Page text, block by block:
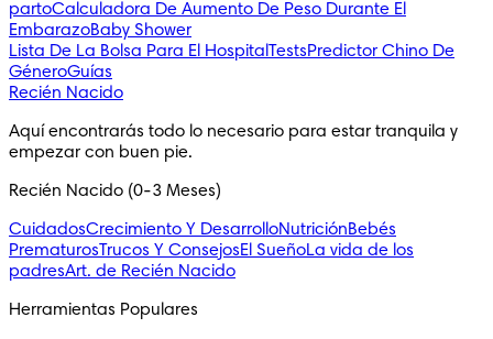
partoCalculadora De Aumento De Peso Durante El
EmbarazoBaby Shower
Lista De La Bolsa Para El Hospital TestsPredictor Chino De
GéneroGuías
Recién Nacido
Aquí encontrarás todo lo necesario para estar tranquila y
empezar con buen pie.
Recién Nacido (0-3 Meses)
CuidadosCrecimiento Y DesarrolloNutriciónBebés
PrematurosTrucos Y ConsejosEl SueñoLa vida de los
padresArt. de Recién Nacido
Herramientas Populares